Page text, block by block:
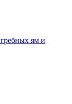
ям и